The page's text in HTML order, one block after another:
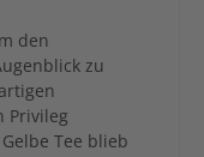
den
zu
Privileg
Tee blieb